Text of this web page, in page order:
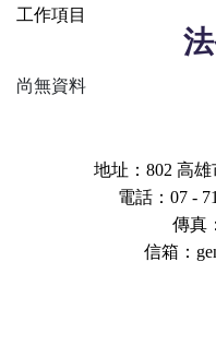
工作項目
尚無資料
地址：802 高
電話：07 -
傳真
信箱：